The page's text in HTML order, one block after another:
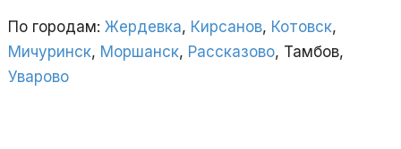
По городам: Жердевка, Кирсанов, Котовск,
Мичуринск, Моршанск, Рассказово, Тамбов,
Уварово